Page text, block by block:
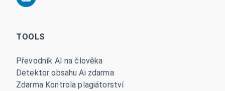
TOOLS
Převodník AI na člověka
Detektor obsahu Ai zdarma
Zdarma Kontrola plagiátorství